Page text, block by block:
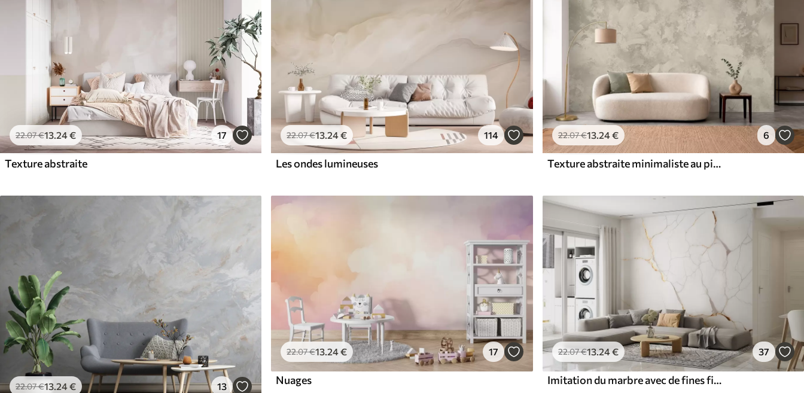
22.07€13 .24€ 17
Texture abstraite
22.07€13 .24€ 114
Les ondes lumineuses
22.07€13.24€ 6
Texture abstraite minimaliste au pinceau dans des tons beiges
22.07€13.24€ 13
22.07€13.24€ 17
Nuages
22.07€13.24€ 37
Imitation du marbre avec de fines fissures et des veines jaunes